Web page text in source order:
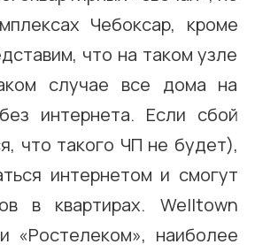
Чебоксар, кроме
что на таком узле
случае все дома на
интернета. Если сбой
что такого ЧП не будет),
интернетом и смогут
в квартирах. Welltown
«Ростелеком», наиболее